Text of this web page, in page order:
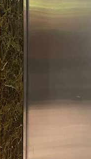
Máy
Tự Nhiên
Marble Đối Xứng
Thạch Anh Đối
Sơn Thủy Xuyên